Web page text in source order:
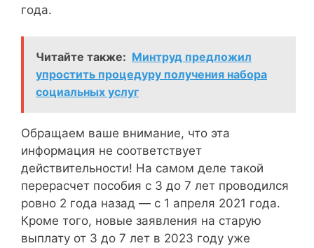
года.
Читайте также: Минтруд предложил
упростить процедуру получения набора
социальных услуг
Обращаем ваше внимание, что эта
информация не соответствует
действительности! На самом деле такой
перерасчет пособия с 3 до 7 лет проводился
ровно 2 года назад — с 1 апреля 2021 года.
Кроме того, новые заявления на старую
выплату от 3 до 7 лет в 2023 году уже